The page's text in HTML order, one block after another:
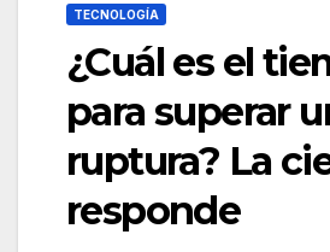
TECNOLOGÍA
¿Cuál es el
para superar
ruptura? La
responde